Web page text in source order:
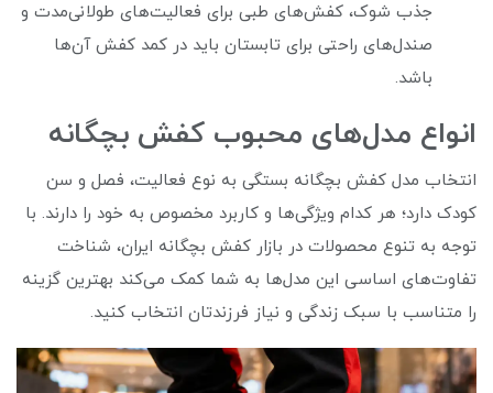
جذب شوک، کفش‌های طبی برای فعالیت‌های طولانی‌مدت و
صندل‌های راحتی برای تابستان باید در کمد کفش آن‌ها
باشد.
انواع مدل‌های محبوب کفش بچگانه
انتخاب مدل کفش بچگانه بستگی به نوع فعالیت، فصل و سن
کودک دارد؛ هر کدام ویژگی‌ها و کاربرد مخصوص به خود را دارند. با
توجه به تنوع محصولات در بازار کفش بچگانه ایران، شناخت
تفاوت‌های اساسی این مدل‌ها به شما کمک می‌کند بهترین گزینه
را متناسب با سبک زندگی و نیاز فرزندتان انتخاب کنید.